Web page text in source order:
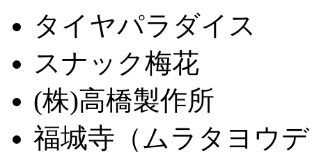
タイヤパラダイス
スナック梅花
(株)高橋製作所
福城寺（ムラタヨウ